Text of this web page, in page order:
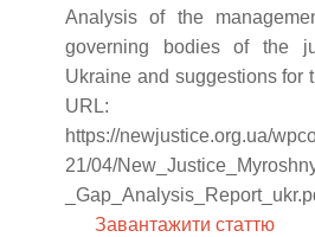
Analysis of the
governing bodies of the
Ukraine and suggestions for
URL:
https://newjustice.org.ua/
21/04/
Завантажити статтю